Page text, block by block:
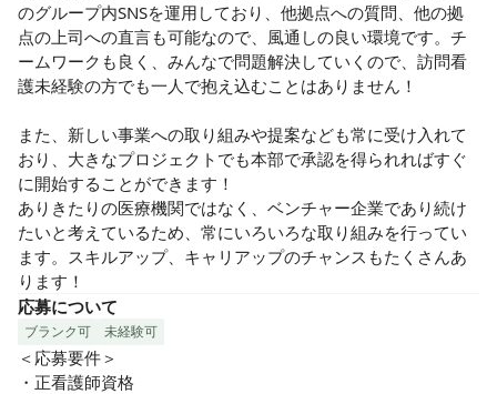
のグループ内SNSを運用しており、他拠点への質問、他の拠
点の上司への直言も可能なので、風通しの良い環境です。チ
ームワークも良く、みんなで問題解決していくので、訪問看
護未経験の方でも一人で抱え込むことはありません！
また、新しい事業への取り組みや提案なども常に受け入れて
おり、大きなプロジェクトでも本部で承認を得られればすぐ
に開始することができます！
ありきたりの医療機関ではなく、ベンチャー企業であり続け
たいと考えているため、常にいろいろな取り組みを行ってい
ます。スキルアップ、キャリアップのチャンスもたくさんあ
ります！
応募について
ブランク可 未経験可
＜応募要件＞
・正看護師資格